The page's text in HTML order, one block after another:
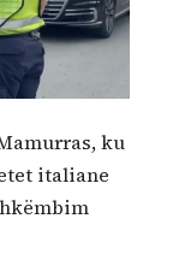
ku
italiane